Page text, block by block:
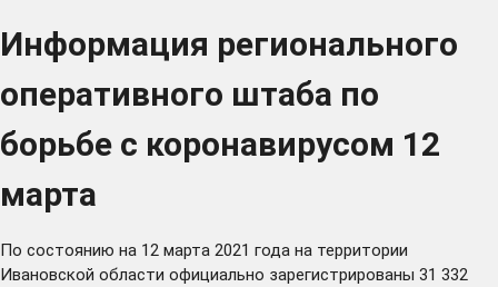
Информация регионального
оперативного штаба по
борьбе с коронавирусом 12
марта
По состоянию на 12 марта 2021 года на территории
Ивановской области официально зарегистрированы 31 332